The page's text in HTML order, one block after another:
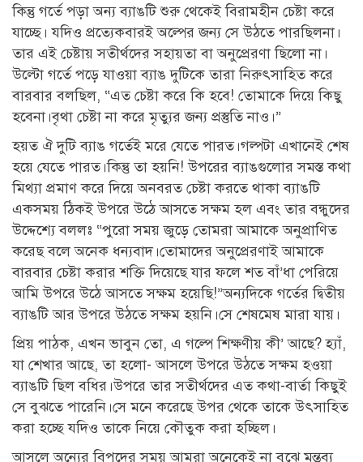
কিন্তু গর্তে পড়া অন্য ব্যাঙটি শুরু থেকেই বিরামহীন চেষ্টা করে
যাচ্ছে। যদিও প্রত্যেকবারই অল্পের জন্য সে উঠতে পারছিলনা।
তার এই চেষ্টায় সতীর্থদের সহায়তা বা অনুপ্রেরণা ছিলো না।
উল্টো গর্তে পড়ে যাওয়া ব্যাঙ দুটিকে তারা নিরুৎসাহিত করে
বারবার বলছিল, “এত চেষ্টা করে কি হবে! তোমাকে দিয়ে কিছু
হবেনা।বৃথা চেষ্টা না করে মৃত্যুর জন্য প্রস্তুতি নাও।”
হয়ত ঐ দুটি ব্যাঙ গর্তেই মরে যেতে পারত।গল্পটা এখানেই শেষ
হয়ে যেতে পারত।কিন্তু তা হয়নি! উপরের ব্যাঙগুলোর সমস্ত কথা
মিথ্যা প্রমাণ করে দিয়ে অনবরত চেষ্টা করতে থাকা ব্যাঙটি
একসময় ঠিকই উপরে উঠে আসতে সক্ষম হল এবং তার বন্ধুদের
উদ্দেশ্যে বললঃ “পুরো সময় জুড়ে তোমরা আমাকে অনুপ্রাণিত
করেছ বলে অনেক ধন্যবাদ।তোমাদের অনুপ্রেরণাই আমাকে
বারবার চেষ্টা করার শক্তি দিয়েছে যার ফলে শত বাঁ’ধা পেরিয়ে
আমি উপরে উঠে আসতে সক্ষম হয়েছি!”অন্যদিকে গর্তের দ্বিতীয়
ব্যাঙটি আর উপরে উঠতে সক্ষম হয়নি।সে শেষমেষ মারা যায়।
প্রিয় পাঠক, এখন ভাবুন তো, এ গল্পে শিক্ষণীয় কী’ আছে? হ্যাঁ,
যা শেখার আছে, তা হলো- আসলে উপরে উঠতে সক্ষম হওয়া
ব্যাঙটি ছিল বধির।উপরে তার সতীর্থদের এত কথা-বার্তা কিছুই
সে বুঝতে পারেনি।সে মনে করেছে উপর থেকে তাকে উৎসাহিত
করা হচ্ছে যদিও তাকে নিয়ে কৌতুক করা হচ্ছিল।
আসলে অন্যের বিপদের সময় আমরা অনেকেই না বুঝে মন্তব্য